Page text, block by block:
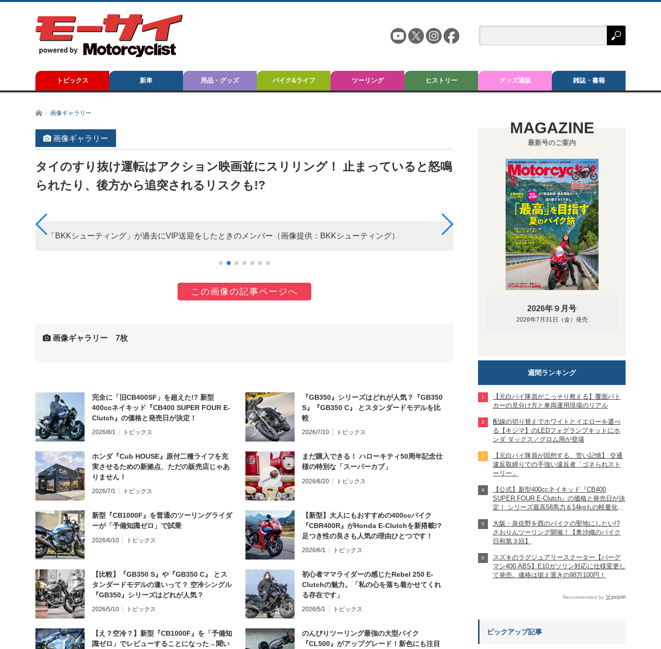
トピックス 新車 用品・グッズ バイク&ライフ ツーリング ヒストリー グッズ通販 雑誌・書籍
ホーム画像ギャラリー
画像ギャラリー
タイのすり抜け運転はアクション映画並にスリリング！ 止まっていると怒鳴
られたり、後方から追突されるリスクも!?
「BKKシューティング」が過去にVIP送迎をしたときのメンバー（画像提供：BKKシューティング） 白バイ4台、パトカー1台の送迎例（画像提供：BKKシ
この画像の記事ページへ
画像ギャラリー 7枚
完全に「旧CB400SF」を超えた!? 新型
400ccネイキッド『CB400 SUPER FOUR E-
Clutch』の価格と発売日が決定！
2026/8/1 トピックス
『GB350』シリーズはどれが人気？『GB350
S』『GB350 C』 とスタンダードモデルを比
較
2026/7/10 トピックス
ホンダ『Cub HOUSE』原付二種ライフを充
実させるための新拠点、ただの販売店じゃあ
りません！
2026/7/1 トピックス
まだ購入できる！ ハローキティ50周年記念仕
様の特別な「スーパーカブ」
2026/6/20 トピックス
新型『CB1000F』を普通のツーリングライダ
ーが「予備知識ゼロ」で試乗
2026/6/10 トピックス
【新型】大人にもおすすめの400ccバイク
『CBR400R』がHonda E-Clutchを新搭載!?
足つき性の良さも人気の理由ひとつです！
2026/6/1 トピックス
【比較】『GB350 S』や『GB350 C』 とス
タンダードモデルの違いって？ 空冷シングル
『GB350』シリーズはどれが人気？
2026/5/10 トピックス
初心者ママライダーの感じたRebel 250 E-
Clutchの魅力。「私の心を落ち着かせてくれ
る存在です」
2026/5/1 トピックス
【え？空冷？】新型『CB1000F』を「予備知
識ゼロ」でレビューすることになった→聞い
のんびりツーリング最強の大型バイク
『CL500』がアップグレード！新色にも注目
MAGAZINE
最新号のご案内
2026年９月号
2026年7月31日（金）発売
週間ランキング
【元白バイ隊員がこっそり教える】覆面パト
カーの見分け方と車両運用現場のリアル
配線の切り替えでホワイトとイエローを選べ
る【キジマ】のLEDフォグランプキットにホ
ンダ ダックス／グロム用が登場
【元白バイ隊員が回想する、苦い記憶】 交通
違反取締りでの手強い違反者「ゴネられスト
ーリー」
【公式】新型400ccネイキッド『CB400
SUPER FOUR E-Clutch』の価格と発売日が決
定！ シリーズ最高58馬力＆14kgもの軽量化!?
【Honda2026新車ニュース】
大阪・泉佐野を西のバイクの聖地にしたい!?
さおりんツーリング開催！【奥沙織のバイク
日和第３回】
スズキのラグジュアリースクーター【バーグ
マン400 ABS】E10ガソリン対応に仕様変更し
て発売。価格は据え置きの98万100円！
Recommended by
ピックアップ記事